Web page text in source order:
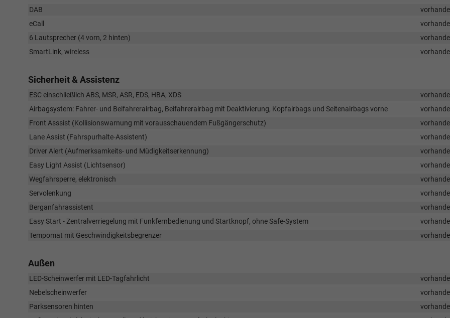
DAB
eCall
6 Lautsprecher (4 vorn, 2 hinten)
SmartLink, wireless
Sicherheit & Assistenz
ESC einschließlich ABS, MSR, ASR, EDS, HBA, XDS
Airbagsystem: Fahrer- und Beifahrerairbag, Beifahrerairbag mit Deaktivierung, Kopfairbags und Seitenairbags vorne
Front Asssist (Kollisionswarnung mit vorausschauendem Fußgängerschutz)
Lane Assist (Fahrspurhalte-Assistent)
Driver Alert (Aufmerksamkeits- und Müdigkeitserkennung)
Easy Light Assist (Lichtsensor)
Wegfahrsperre, elektronisch
Servolenkung
Berganfahrassistent
Easy Start - Zentralverriegelung mit Funkfernbedienung und Startknopf, ohne Safe-System
Tempomat mit Geschwindigkeitsbegrenzer
Außen
LED-Scheinwerfer mit LED-Tagfahrlicht
Nebelscheinwerfer
Parksensoren hinten